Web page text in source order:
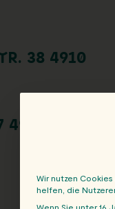
38 4910
4910
Wir nutzen
helfen, die
Wenn Sie unter 16